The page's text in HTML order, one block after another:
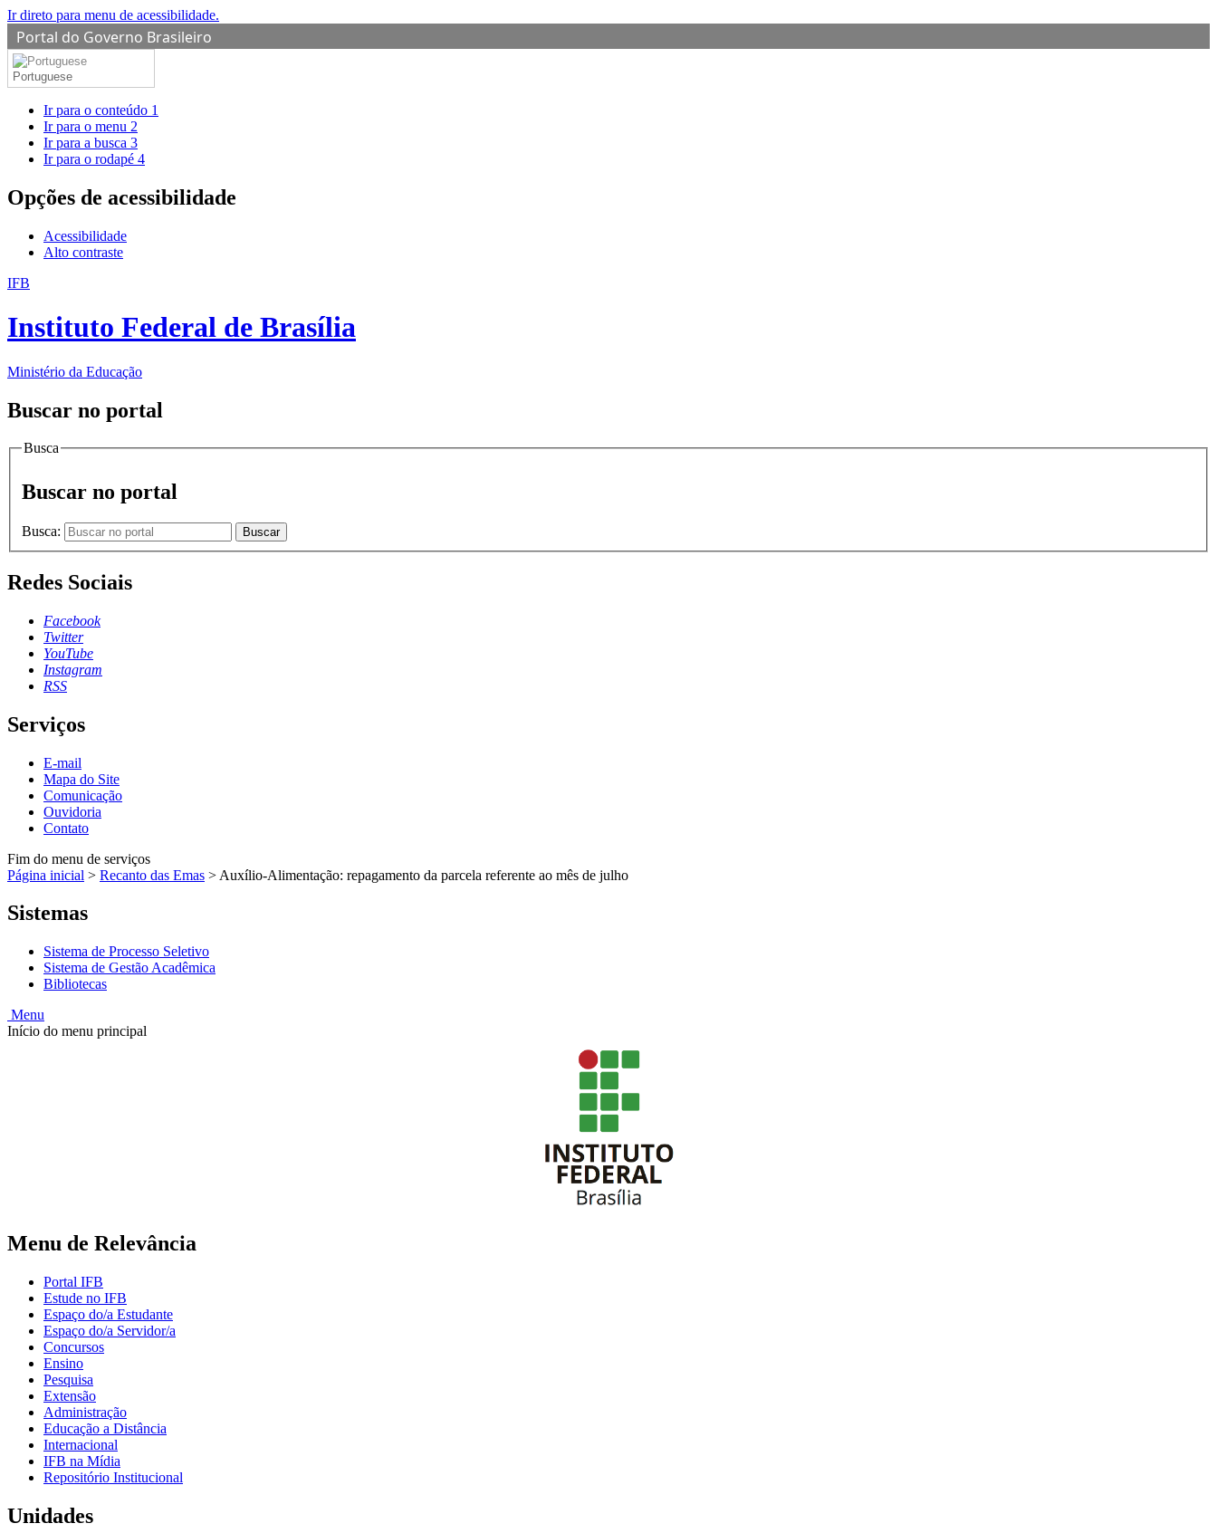
Ir direto para menu de acessibilidade.
Portal do Governo Brasileiro
Portuguese
Ir para o conteúdo 1
Ir para o menu 2
Ir para a busca 3
Ir para o rodapé 4
Opções de acessibilidade
Acessibilidade
Alto contraste
IFB
Instituto Federal de Brasília
Ministério da Educação
Buscar no portal
Busca
Buscar no portal
Busca: Buscar
Redes Sociais
Facebook
Twitter
YouTube
Instagram
RSS
Serviços
E-mail
Mapa do Site
Comunicação
Ouvidoria
Contato
Fim do menu de serviços
Página inicial > Recanto das Emas > Auxílio-Alimentação: repagamento da parcela referente ao mês de julho
Sistemas
Sistema de Processo Seletivo
Sistema de Gestão Acadêmica
Bibliotecas
Menu
Início do menu principal
Menu de Relevância
Portal IFB
Estude no IFB
Espaço do/a Estudante
Espaço do/a Servidor/a
Concursos
Ensino
Pesquisa
Extensão
Administração
Educação a Distância
Internacional
IFB na Mídia
Repositório Institucional
Unidades